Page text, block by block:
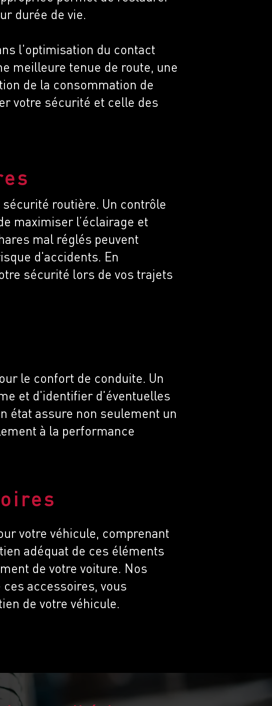
durée de vie.
l'optimisation du contact
meilleure tenue de route, une
de la consommation de
votre sécurité et celle des
routière. Un contrôle
maximiser l’éclairage et
mal réglés peuvent
d'accidents. En
sécurité lors de vos trajets
le confort de conduite. Un
et d'identifier d'éventuelles
état assure non seulement un
à la performance
votre véhicule, comprenant
adéquat de ces éléments
de votre voiture. Nos
accessoires, vous
de votre véhicule.